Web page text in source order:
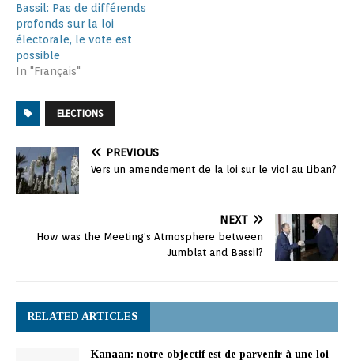
Bassil: Pas de différends
profonds sur la loi
électorale, le vote est
possible
In "Français"
ELECTIONS
PREVIOUS
Vers un amendement de la loi sur le viol au Liban?
NEXT
How was the Meeting‘s Atmosphere between
Jumblat and Bassil?
RELATED ARTICLES
Kanaan: notre objectif est de parvenir à une loi